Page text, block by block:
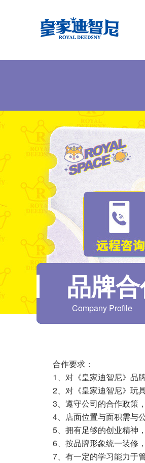
品牌
Company Profile
合作要求：
1、对《皇家迪智尼》品
2、对《皇家迪智尼》玩
3、遵守公司的合作政策，
4、店面位置与面积需与
5、拥有足够的创业精神
6、按品牌形象统一装修，
7、有一定的学习能力于管